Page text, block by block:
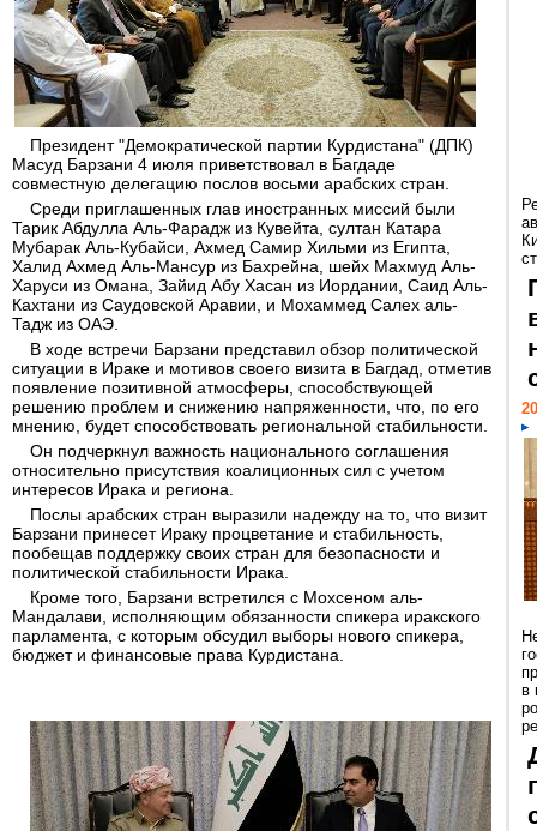
Президент "Демократической партии Курдистана" (ДПК)
Масуд Барзани 4 июля приветствовал в Багдаде
совместную делегацию послов восьми арабских стран.
Среди приглашенных глав иностранных миссий были
Тарик Абдулла Аль-Фарадж из Кувейта, султан Катара
Мубарак Аль-Кубайси, Ахмед Самир Хильми из Египта,
Халид Ахмед Аль-Мансур из Бахрейна, шейх Махмуд Аль-
Харуси из Омана, Зайид Абу Хасан из Иордании, Саид Аль-
Кахтани из Саудовской Аравии, и Мохаммед Салех аль-
Тадж из ОАЭ.
В ходе встречи Барзани представил обзор политической
ситуации в Ираке и мотивов своего визита в Багдад, отметив
появление позитивной атмосферы, способствующей
решению проблем и снижению напряженности, что, по его
мнению, будет способствовать региональной стабильности.
Он подчеркнул важность национального соглашения
относительно присутствия коалиционных сил с учетом
интересов Ирака и региона.
Послы арабских стран выразили надежду на то, что визит
Барзани принесет Ираку процветание и стабильность,
пообещав поддержку своих стран для безопасности и
политической стабильности Ирака.
Кроме того, Барзани встретился с Мохсеном аль-
Мандалави, исполняющим обязанности спикера иракского
парламента, с которым обсудил выборы нового спикера,
бюджет и финансовые права Курдистана.
в